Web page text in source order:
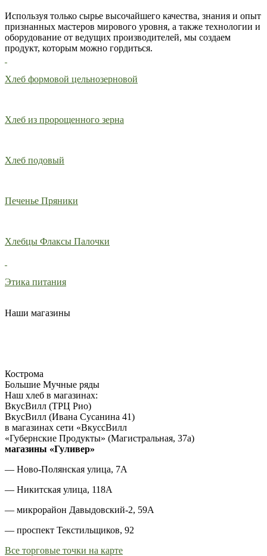
Используя только сырье высочайшего качества, знания и опыт
признанных мастеров мирового уровня, а также технологии и
оборудование от ведущих производителей, мы создаем
продукт, которым можно гордиться.
Хлеб формовой цельнозерновой
Хлеб из пророщенного зерна
Хлеб подовый
Печенье Пряники
Хлебцы Флаксы Палочки
Этика питания
Наши магазины
Кострома
Большие Мучные ряды
Наш хлеб в магазинах:
ВкусВилл (ТРЦ Рио)
ВкусВилл (Ивана Сусанина 41)
в магазинах сети «ВкуссВилл
«Губернские Продукты» (Магистральная, 37а)
магазины «Гуливер»
— Ново-Полянская улица, 7А
— Никитская улица, 118А
— микрорайон Давыдовский-2, 59А
— проспект Текстильщиков, 92
Все торговые точки на карте